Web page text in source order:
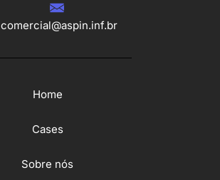
comercial@aspin.inf.br
Home
Cases
Sobre nós